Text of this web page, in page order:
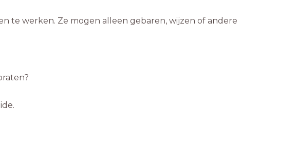
te werken. Ze mogen alleen gebaren, wijzen of andere